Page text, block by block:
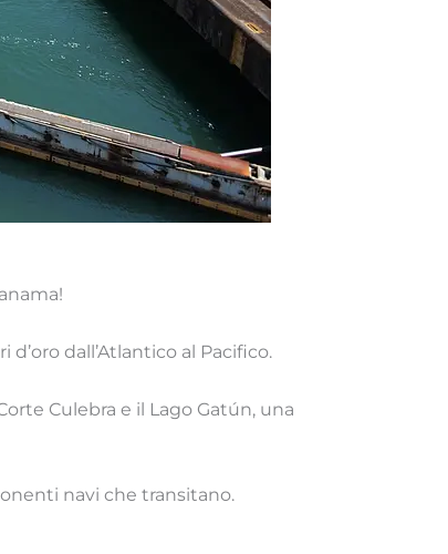
dall’Atlantico al Pacifico.
Culebra e il Lago Gatún, una
navi che transitano.